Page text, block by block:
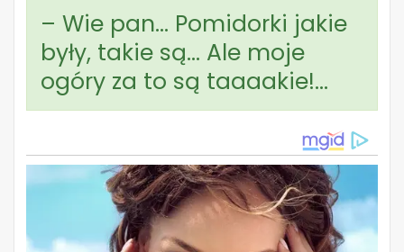
– Wie pan… Pomidorki jakie
były, takie są… Ale moje
ogóry za to są taaaakie!…